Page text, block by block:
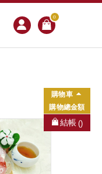
0
購物車
購物總金額
結帳 ()